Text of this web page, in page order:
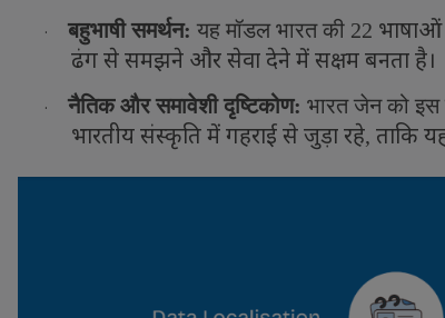
· बहुभाषी समर्थन: यह मॉडल भारत की 22 भाषाओं
ढंग से समझने और सेवा देने में सक्षम बनता है।
· नैतिक और समावेशी दृष्टिकोण: भारत जेन को इस
भारतीय संस्कृति में गहराई से जुड़ा रहे, ताकि